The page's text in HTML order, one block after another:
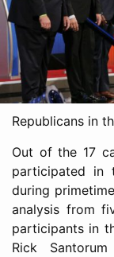
Republicans in
Out of the 17
participated in
during
analysis from
participants in
Rick